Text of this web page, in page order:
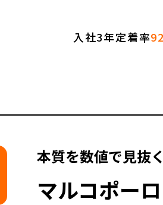
入社3年定着率
本質を数値で見抜
マルコポーロ